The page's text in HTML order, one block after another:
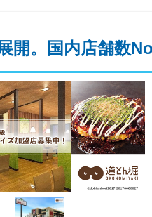
開。国内店舗数